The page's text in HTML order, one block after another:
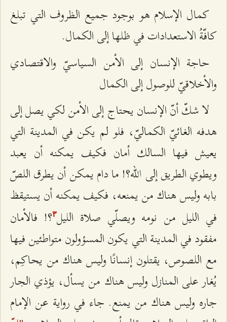
كمال الإسلام هو بوجود جميع الظروف التي تبلغ
كافّةُ الاستعدادات في ظلها إلى الكمال.
حاجة الإنسان إلى الأمن السياسيّ والاقتصادي
والأخلاقيّ للوصول إلى الكمال
لا شكّ أنّ الإنسان يحتاج إلى الأمن لكي يصل إلى
هدفه الغائيّ الكماليّ، فلو لم يكن في المدينة التي
يعيش فيها السالك أمان فكيف يمكنه أن يعبد
ويطوي الطريق إلى الله؟! ما دام يمكن أن يطرق اللصّ
بابه وليس هناك من يمنعه، فكيف يمكنه أن يستيقظ
في الليل من نومه ويصلّي صلاة الليل٣؟! فالأمان
مفقود في المدينة التي يكون المسؤولون متواطئین فيها
مع اللصوص، يقتلون إنسانًا وليس هناك من يحاكِم،
يُغار على المنازل وليس هناك من يسأل، يؤذي الجار
جاره وليس هناك من يمنع. جاء في رواية عن الإمام